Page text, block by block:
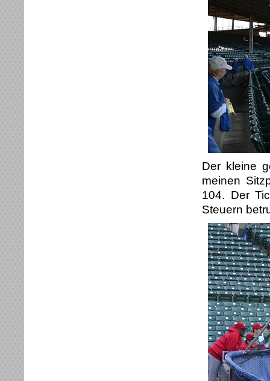
Der kleine
meinen
104. Der
Steuern